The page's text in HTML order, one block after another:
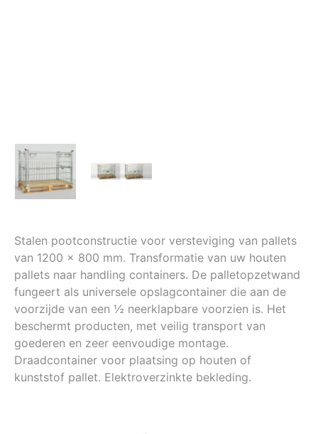
Stalen pootconstructie voor versteviging van pallets
van 1200 x 800 mm. Transformatie van uw houten
pallets naar handling containers. De palletopzetwand
fungeert als universele opslagcontainer die aan de
voorzijde van een ½ neerklapbare voorzien is. Het
beschermt producten, met veilig transport van
goederen en zeer eenvoudige montage.
Draadcontainer voor plaatsing op houten of
kunststof pallet. Elektroverzinkte bekleding.